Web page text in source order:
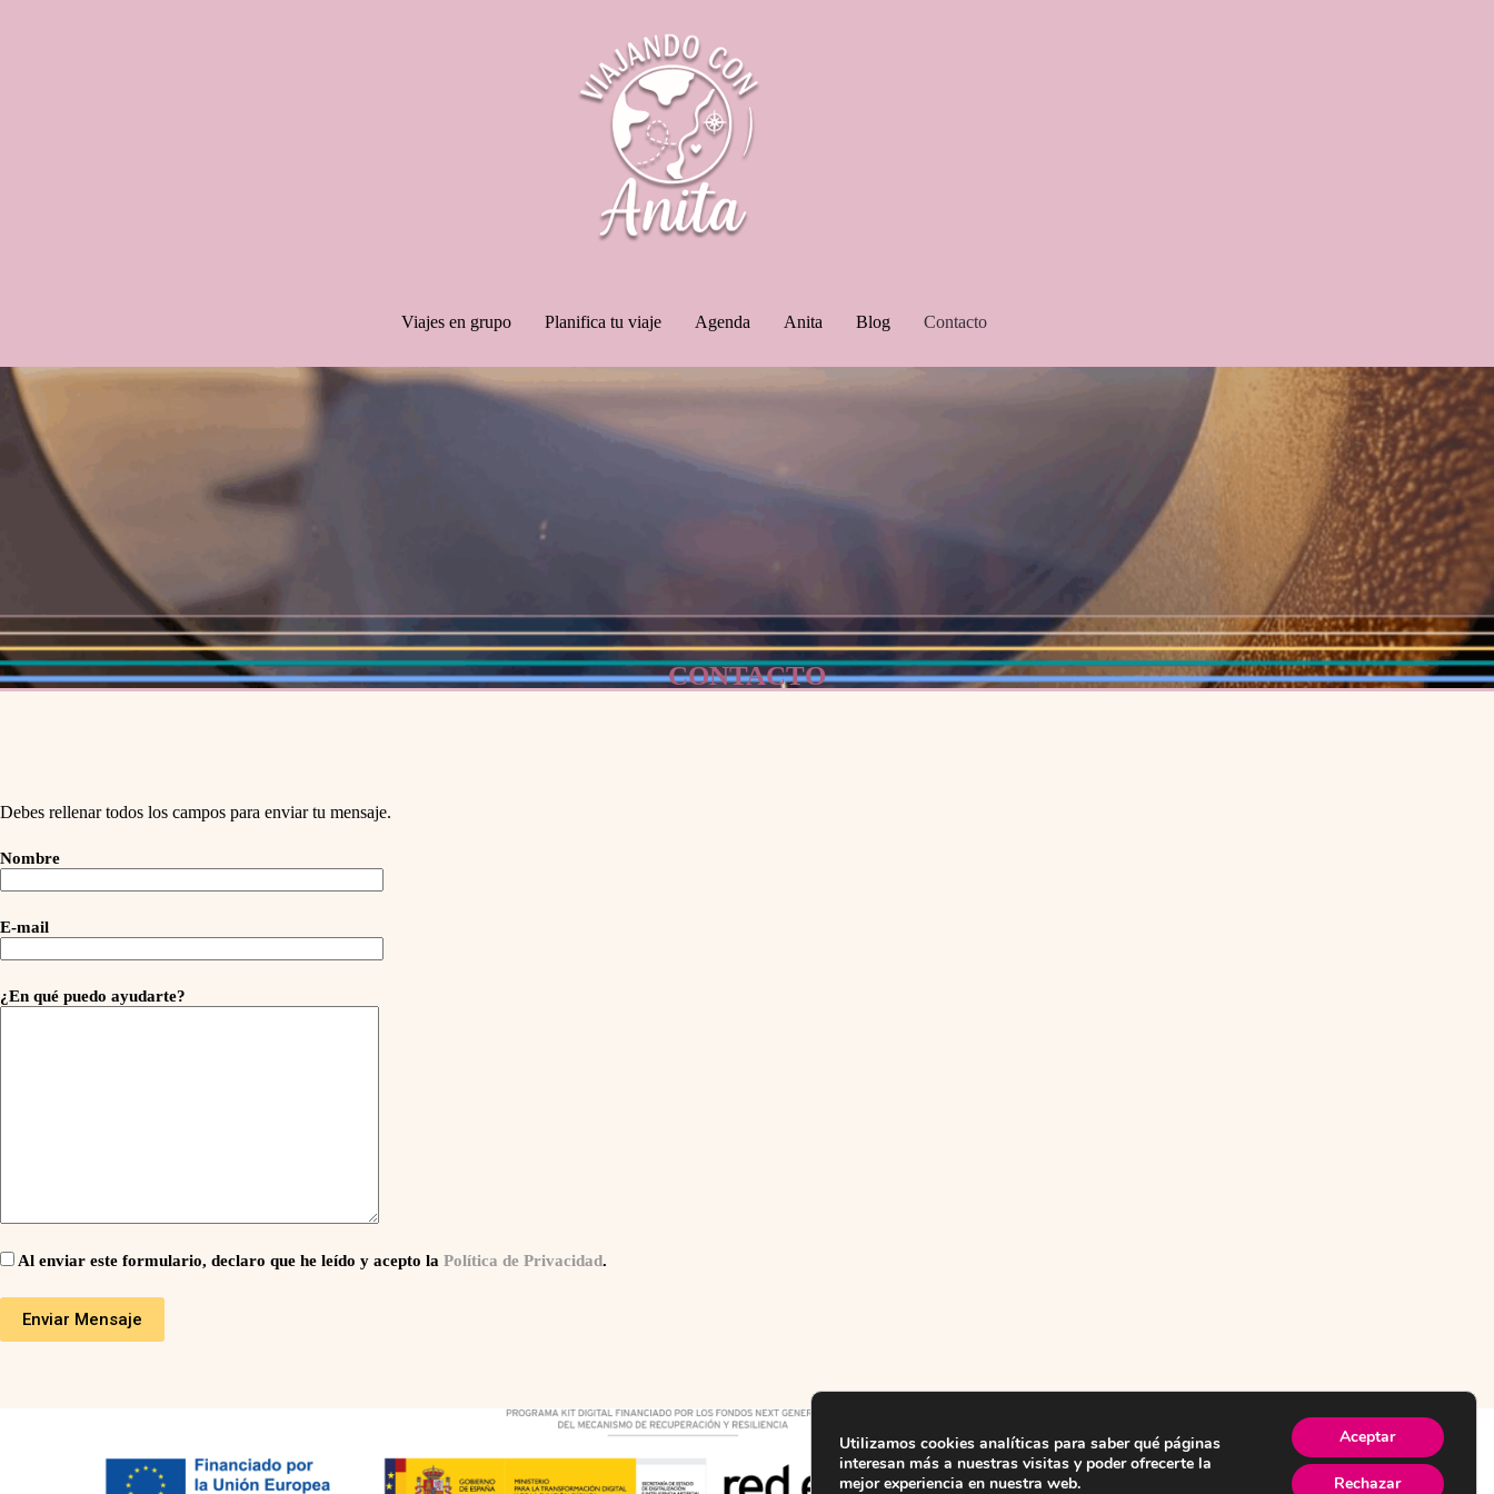
Viajes en grupo Planifica tu viaje Agenda Anita Blog Contacto
CONTACTO
Debes rellenar todos los campos para enviar tu mensaje.
Nombre
E-mail
¿En qué puedo ayudarte?
Al enviar este formulario, declaro que he leído y acepto la Política de Privacidad.
Utilizamos cookies analíticas para saber qué páginas
interesan más a nuestras visitas y poder ofrecerte la
mejor experiencia en nuestra web.
Aceptar
Rechazar